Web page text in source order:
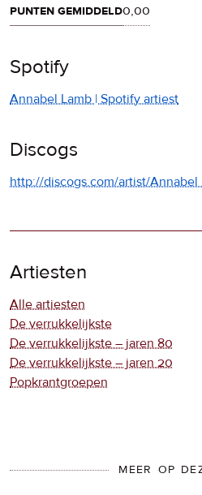
punten gemiddeld0,00
Spotify
Annabel Lamb | Spotify artiest
Discogs
http://discogs.com/artist/Annabel
Artiesten
Alle artiesten
De verrukkelijkste
De verrukkelijkste – jaren 80
De verrukkelijkste – jaren 20
Popkrantgroepen
MEER OP